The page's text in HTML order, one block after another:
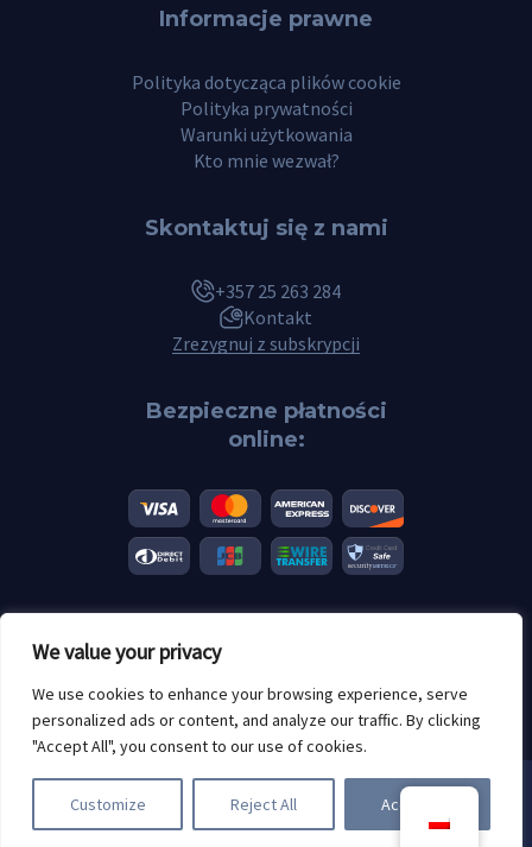
We value your privacy
We use cookies to enhance your browsing experience, serve
personalized ads or content, and analyze our traffic. By clicking
"Accept All", you consent to our use of cookies.
Customize Reject All Accept All
Informacje prawne
Polityka dotycząca plików cookie
Polityka prywatności
Warunki użytkowania
Kto mnie wezwał?
Skontaktuj się z nami
+357 25 263 284
Kontakt
Zrezygnuj z subskrypcji
Bezpieczne płatności
online:
© 2026 Scannero.blog. Wszystkie marki są własnością ich
odpowiednich właścicieli.
Ograniczenia wiekowe: 18+
Używamy plików cookie. Korzystając
ze Scannero, akceptujesz nasze
polityka cookies